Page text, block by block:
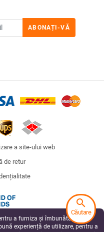
ABONAȚI-VĂ
a site-ului web
de retur
a furniza și îmbunătăți
experiență de utilizare, pentru a
search
Căutare